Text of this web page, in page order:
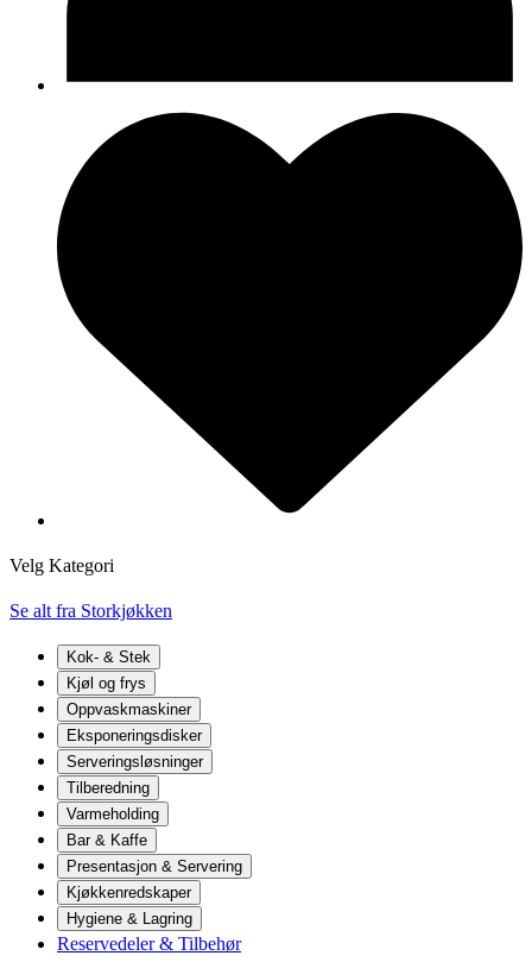
Velg Kategori
Se alt fra Storkjøkken
Kok- & Stek
Kjøl og frys
Oppvaskmaskiner
Eksponeringsdisker
Serveringsløsninger
Tilberedning
Varmeholding
Bar & Kaffe
Presentasjon & Servering
Kjøkkenredskaper
Hygiene & Lagring
Reservedeler & Tilbehør